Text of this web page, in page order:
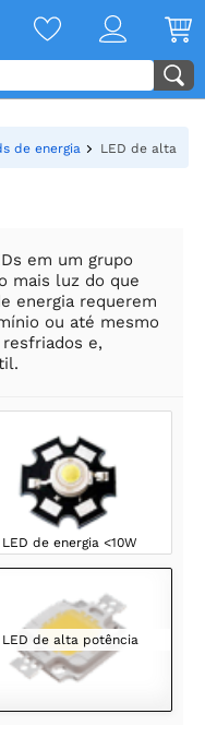
de energia LED de alta
em um grupo
mais luz do que
energia requerem
ou até mesmo
e,
LED de energia <10W
LED de alta potência